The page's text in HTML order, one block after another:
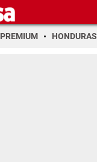
PREMIUM HONDURAS